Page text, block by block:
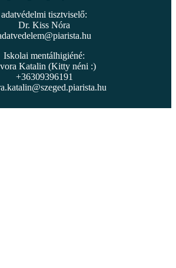
adatvédelmi tisztviselő:
Dr. Kiss Nóra
Iskolai mentálhigiéné:
Katalin (Kitty néni :)
+36309396191